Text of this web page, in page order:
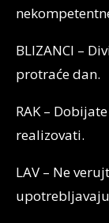
BLIZANCI –
protraće dan.
RAK –
realizovati.
LAV – Ne